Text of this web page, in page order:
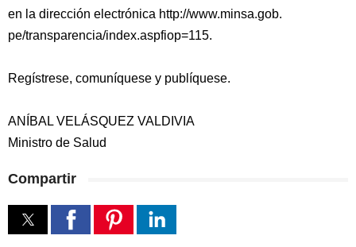
en la dirección electrónica http://www.minsa.gob.
pe/transparencia/index.aspfiop=115.
Regístrese, comuníquese y publíquese.
ANÍBAL VELÁSQUEZ VALDIVIA
Ministro de Salud
Compartir